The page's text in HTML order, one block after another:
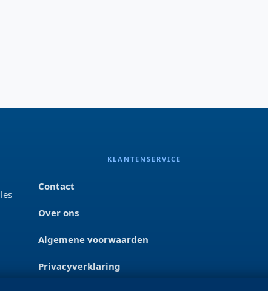
KLANTENSERVICE
Contact
Over ons
Algemene voorwaarden
Privacyverklaring